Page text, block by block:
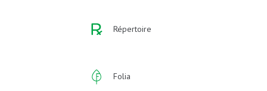
Répertoire
Folia